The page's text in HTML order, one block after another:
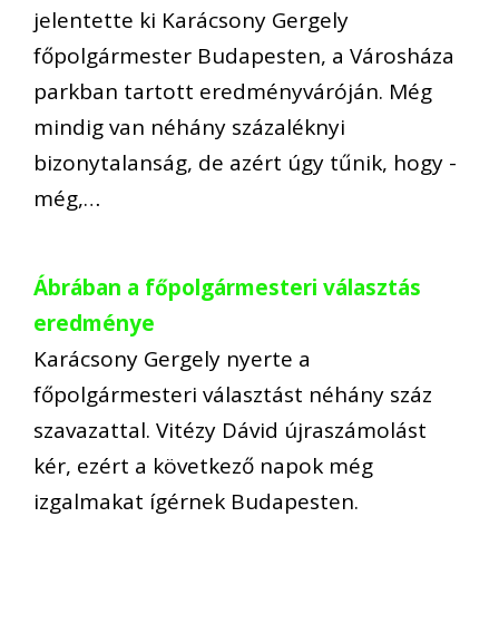
jelentette ki Karácsony Gergely
főpolgármester Budapesten, a Városháza
parkban tartott eredményváróján. Még
mindig van néhány százaléknyi
bizonytalanság, de azért úgy tűnik, hogy -
még,…
Ábrában a főpolgármesteri választás
eredménye
Karácsony Gergely nyerte a
főpolgármesteri választást néhány száz
szavazattal. Vitézy Dávid újraszámolást
kér, ezért a következő napok még
izgalmakat ígérnek Budapesten.